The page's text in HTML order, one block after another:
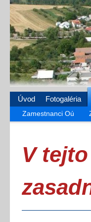
Úvod Fotogaléria
Zamestnanci Oú
V